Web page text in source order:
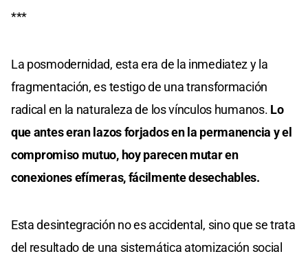
***
La posmodernidad, esta era de la inmediatez y la
fragmentación, es testigo de una transformación
radical en la naturaleza de los vínculos humanos. Lo
que antes eran lazos forjados en la permanencia y el
compromiso mutuo, hoy parecen mutar en
conexiones efímeras, fácilmente desechables.
Esta desintegración no es accidental, sino que se trata
del resultado de una sistemática atomización social